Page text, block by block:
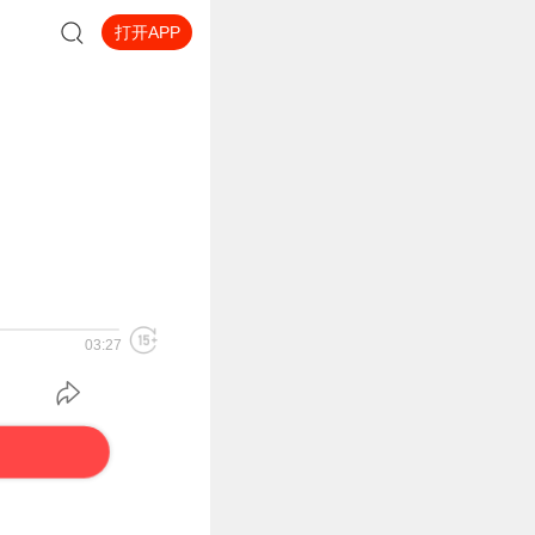
打开APP
03:27